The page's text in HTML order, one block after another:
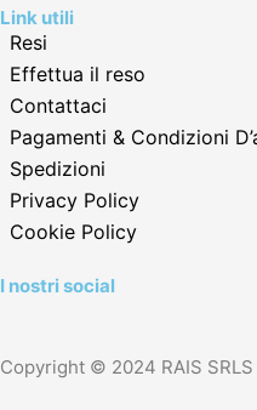
Link utili
Resi
Effettua il reso
Contattaci
Pagamenti & Condizioni
Spedizioni
Privacy Policy
Cookie Policy
I nostri social
Copyright © 2024 RAIS